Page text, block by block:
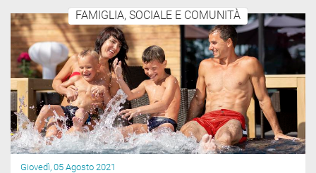
FAMIGLIA, SOCIALE E COMUNITÀ
Giovedì, 05 Agosto 2021